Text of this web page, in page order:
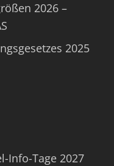
2026 –
2025
Info-Tage 2027